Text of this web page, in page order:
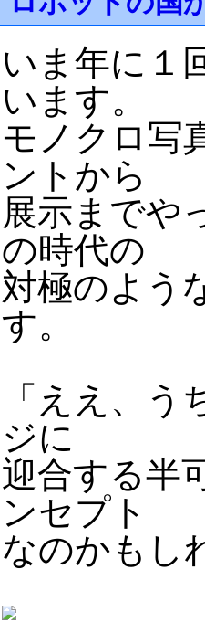
いま年に１
います。
モノクロ写
ントから
展示までや
の時代の
対極のよう
す。
「ええ、
ジに
迎合する半
ンセプト
なのかもし